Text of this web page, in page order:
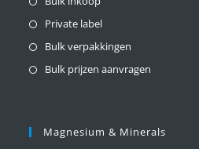
Private label
Bulk verpakkingen
Bulk prijzen aanvragen
Magnesium & Minerals